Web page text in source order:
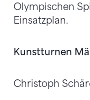
Olympischen
Einsatzplan.
Kunstturnen
Christoph